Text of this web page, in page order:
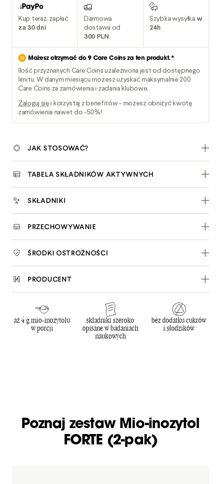
Kup teraz, zapłać
za 30 dni
Darmowa
dostawa od
300 PLN
Szybka wysyłka w
24h
Możesz otrzymać do9Care Coins za ten produkt.*
Ilość przyznanych Care Coins uzależniona jest od dostępnego
limitu. W danym miesiącu możesz uzyskać maksymalnie 200
Care Coins za zamówienia i zadania klubowe.
Zaloguj sięi korzystaj z benefitów - możesz obniżyć kwotę
zamówienia nawet do -50%!
JAK STOSOWAĆ?
TABELA SKŁADNIKÓW AKTYWNYCH
SKŁADNIKI
PRZECHOWYWANIE
ŚRODKI OSTROŻNOŚCI
PRODUCENT
aż 4 g mio-inozytolu
w porcji
składniki szeroko
opisane w badaniach
naukowych
bez dodatku cukrów
i słodzików
Poznaj zestaw Mio-inozytol
FORTE (2-pak)